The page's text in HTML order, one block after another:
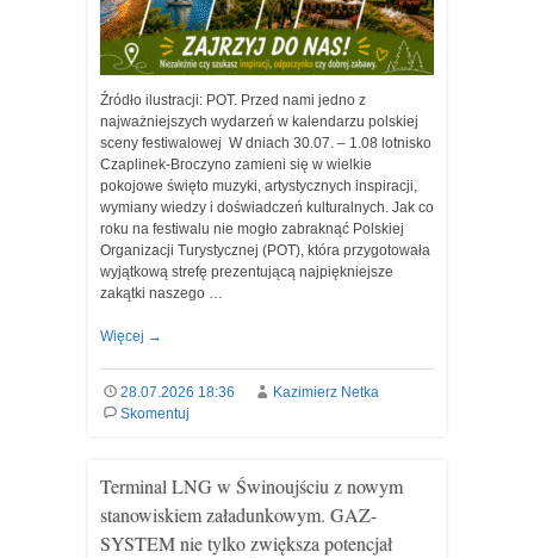
Źródło ilustracji: POT. Przed nami jedno z
najważniejszych wydarzeń w kalendarzu polskiej
sceny festiwalowej W dniach 30.07. – 1.08 lotnisko
Czaplinek-Broczyno zamieni się w wielkie
pokojowe święto muzyki, artystycznych inspiracji,
wymiany wiedzy i doświadczeń kulturalnych. Jak co
roku na festiwalu nie mogło zabraknąć Polskiej
Organizacji Turystycznej (POT), która przygotowała
wyjątkową strefę prezentującą najpiękniejsze
zakątki naszego …
Więcej →
28.07.2026 18:36
Kazimierz Netka
Skomentuj
Terminal LNG w Świnoujściu z nowym
stanowiskiem załadunkowym. GAZ-
SYSTEM nie tylko zwiększa potencjał